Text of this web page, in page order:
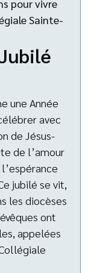
pour vivre
Sainte-
une Année
avec
de Jésus-
de l’amour
jubilé se vit,
les diocèses
ont
appelées